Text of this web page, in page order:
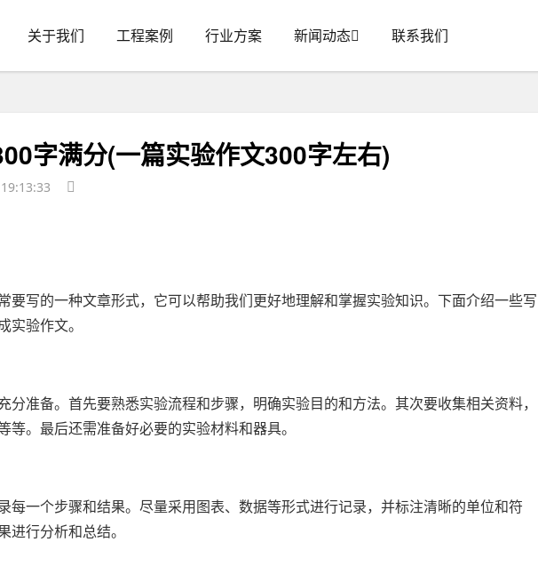
关于我们 工程案例 行业方案 新闻动态 联系我们
字满分(一篇实验作文300字左右)
要写的一种文章形式，它可以帮助我们更好地理解和掌握实验知识。下面介绍一些写
实验作文。
分准备。首先要熟悉实验流程和步骤，明确实验目的和方法。其次要收集相关资料，
等。最后还需准备好必要的实验材料和器具。
每一个步骤和结果。尽量采用图表、数据等形式进行记录，并标注清晰的单位和符
进行分析和总结。